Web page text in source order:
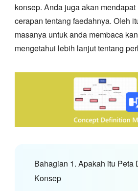
konsep. Anda juga akan
cerapan tentang faedahnya. Oleh
masanya untuk anda membaca
mengetahui lebih lanjut tentang
Bahagian 1. Apakah itu Peta
Konsep